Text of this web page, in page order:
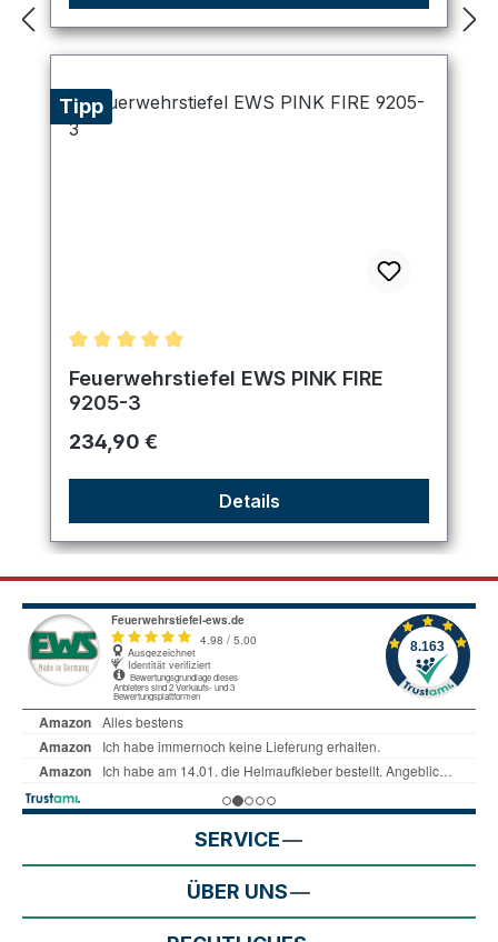
Tipp
Durchschnittliche Bewertung von 5 von 5 Sternen
Feuerwehrstiefel EWS PINK FIRE
9205-3
Regulärer Preis:
234,90 €
Details
SERVICE
ÜBER UNS